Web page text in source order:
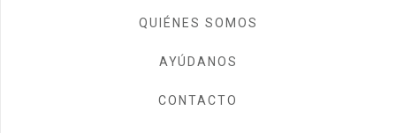
QUIÉNES SOMOS
AYÚDANOS
CONTACTO